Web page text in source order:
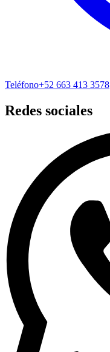
Teléfono+52 663 413 3578
Redes sociales